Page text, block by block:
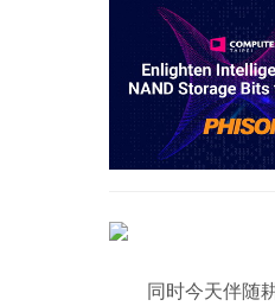
同时今天伴随